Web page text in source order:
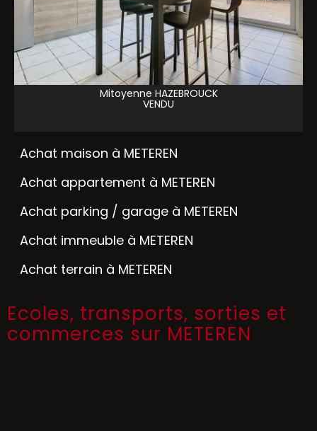
Mitoyenne HAZEBROUCK
VENDU
Achat maison à METEREN
Achat appartement à METEREN
Achat parking / garage à METEREN
Achat immeuble à METEREN
Achat terrain à METEREN
Ecoles, transports, sorties et
commerces sur METEREN